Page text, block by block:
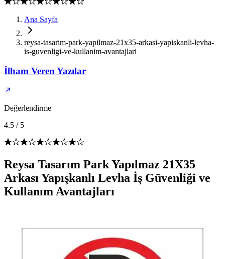
Ana Sayfa
reysa-tasarim-park-yapilmaz-21x35-arkasi-yapiskanli-levha-
is-guvenligi-ve-kullanim-avantajlari
İlham Veren Yazılar
Değerlendirme
4.5 / 5
Reysa Tasarım Park Yapılmaz 21X35
Arkası Yapışkanlı Levha İş Güvenliği ve
Kullanım Avantajları